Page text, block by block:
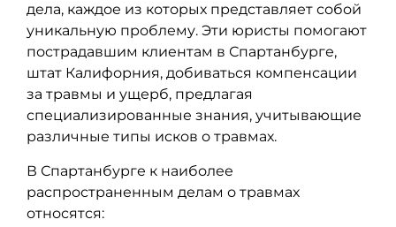
дела, каждое из которых представляет собой
уникальную проблему. Эти юристы помогают
пострадавшим клиентам в Спартанбурге,
штат Калифорния, добиваться компенсации
за травмы и ущерб, предлагая
специализированные знания, учитывающие
различные типы исков о травмах.
В Спартанбурге к наиболее
распространенным делам о травмах
относятся: